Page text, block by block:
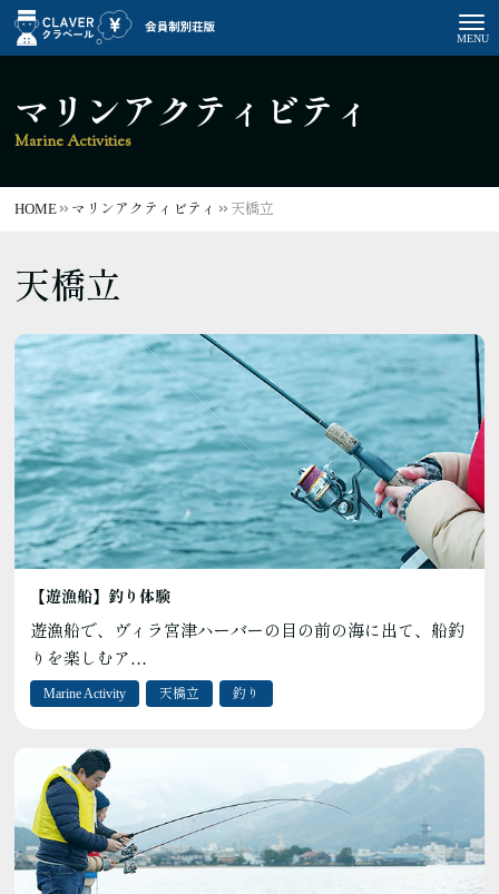
マリンアクティビティ
Marine Activities
HOME マリンアクティビティ 天橋立
天橋立
【遊漁船】釣り体験
遊漁船で、ヴィラ宮津ハーバーの目の前の海に出て、船釣
りを楽しむア…
Marine Activity 天橋立 釣り